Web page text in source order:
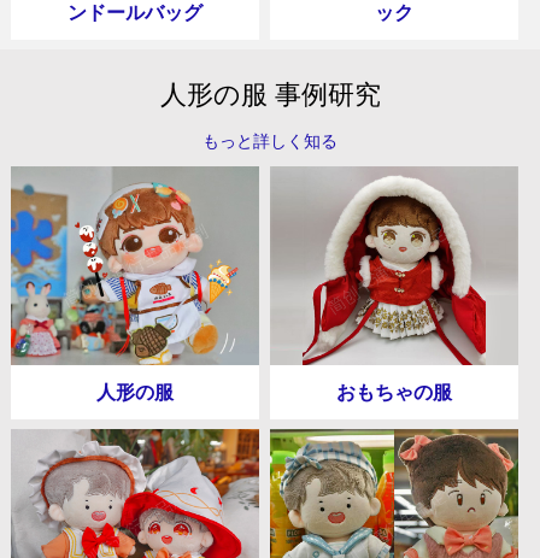
ンドールバッグ
ック
人形の服 事例研究
もっと詳しく知る
人形の服 おもちゃの服